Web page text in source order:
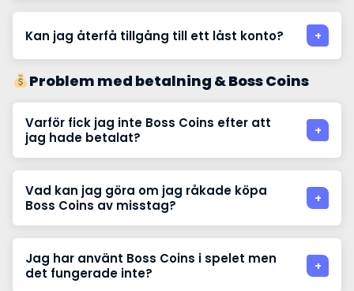
Kan jag återfå tillgång till ett låst konto?
Problem med betalning & Boss Coins
Varför fick jag inte Boss Coins efter att
jag hade betalat?
Vad kan jag göra om jag råkade köpa
Boss Coins av misstag?
Jag har använt Boss Coins i spelet men
det fungerade inte?